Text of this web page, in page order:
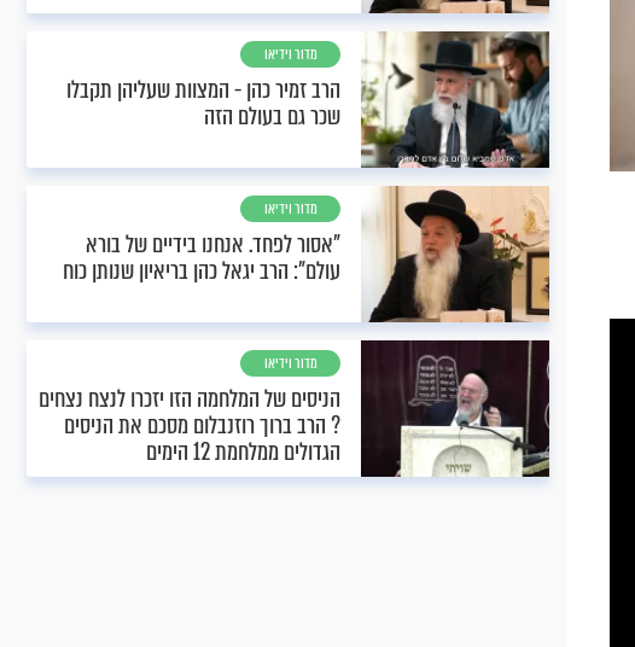
מדור וידיאו
הרב זמיר כהן - המצוות שעליהן תקבלו
שכר גם בעולם הזה
מדור וידיאו
"אסור לפחד. אנחנו בידיים של בורא
עולם": הרב יגאל כהן בריאיון שנותן כוח
מדור וידיאו
הניסים של המלחמה הזו יזכרו לנצח נצחים
? הרב ברוך רוזנבלום מסכם את הניסים
הגדולים ממלחמת 12 הימים